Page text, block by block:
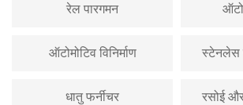
रेल पारगमन
ऑटोमोटिव विनिर्माण स्टेनलेस
धातु फर्नीचर रसोई और